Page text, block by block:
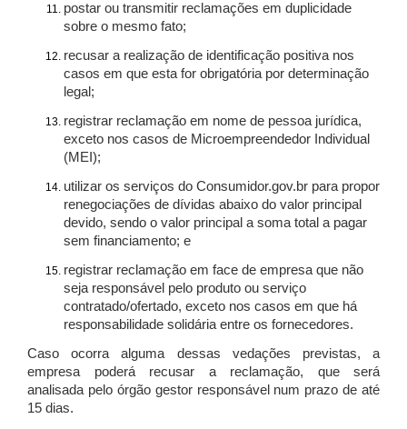
postar ou transmitir reclamações em duplicidade
sobre o mesmo fato;
recusar a realização de identificação positiva nos
casos em que esta for obrigatória por determinação
legal;
registrar reclamação em nome de pessoa jurídica,
exceto nos casos de Microempreendedor Individual
(MEI);
utilizar os serviços do Consumidor.gov.br para propor
renegociações de dívidas abaixo do valor principal
devido, sendo o valor principal a soma total a pagar
sem financiamento; e
registrar reclamação em face de empresa que não
seja responsável pelo produto ou serviço
contratado/ofertado, exceto nos casos em que há
responsabilidade solidária entre os fornecedores.
Caso ocorra alguma dessas vedações previstas, a
empresa poderá recusar a reclamação, que será
analisada pelo órgão gestor responsável num prazo de até
15 dias.